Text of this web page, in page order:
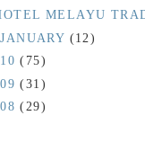
MELAYU
JANUARY (12)
(75)
(31)
(29)